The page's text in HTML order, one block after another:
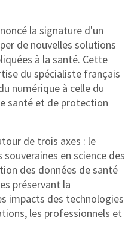
la signature d'un
de nouvelles solutions
à la santé. Cette
du spécialiste français
numérique à celle du
santé et de protection
de trois axes : le
en science des
des données de santé
préservant la
impacts des technologies
les professionnels et